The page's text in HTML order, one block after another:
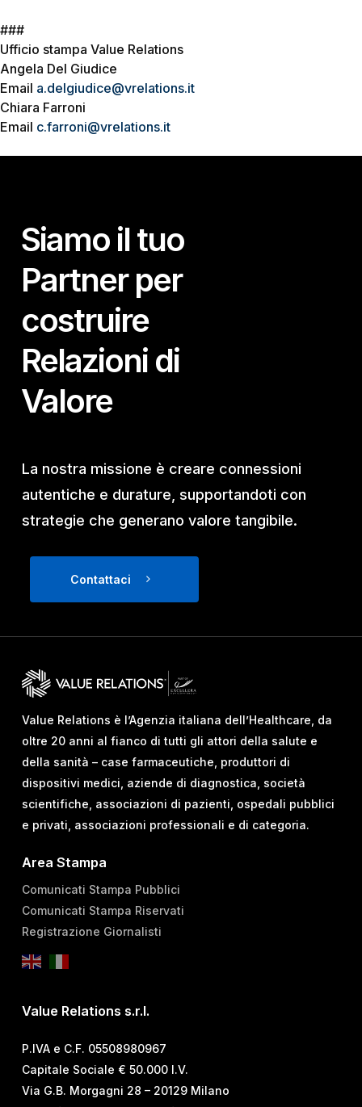
###
Ufficio stampa Value Relations
Angela Del Giudice
Email a.delgiudice@vrelations.it
Chiara Farroni
Email c.farroni@vrelations.it
Siamo il tuo
Partner per
costruire
Relazioni di
Valore
La nostra missione è creare connessioni
autentiche e durature, supportandoti con
strategie che generano valore tangibile.
Contattaci
Value Relations è l’Agenzia italiana dell’Healthcare, da
oltre 20 anni al fianco di tutti gli attori della salute e
della sanità – case farmaceutiche, produttori di
dispositivi medici, aziende di diagnostica, società
scientifiche, associazioni di pazienti, ospedali pubblici
e privati, associazioni professionali e di categoria.
Area Stampa
Comunicati Stampa Pubblici
Comunicati Stampa Riservati
Registrazione Giornalisti
Value Relations s.r.l.
P.IVA e C.F. 05508980967
Capitale Sociale € 50.000 I.V.
Via G.B. Morgagni 28 – 20129 Milano